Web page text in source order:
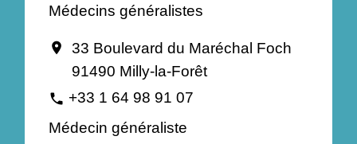
Médecins généralistes
location_on
33 Boulevard du Maréchal Foch
91490 Milly-la-Forêt
phone +33 1 64 98 91 07
Médecin généraliste